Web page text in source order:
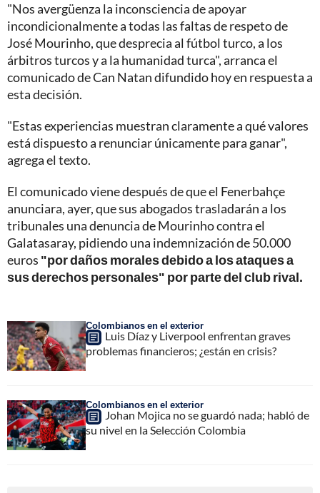
"Nos avergüenza la inconsciencia de apoyar
incondicionalmente a todas las faltas de respeto de
José Mourinho, que desprecia al fútbol turco, a los
árbitros turcos y a la humanidad turca", arranca el
comunicado de Can Natan difundido hoy en respuesta a
esta decisión.
"Estas experiencias muestran claramente a qué valores
está dispuesto a renunciar únicamente para ganar",
agrega el texto.
El comunicado viene después de que el Fenerbahçe
anunciara, ayer, que sus abogados trasladarán a los
tribunales una denuncia de Mourinho contra el
Galatasaray, pidiendo una indemnización de 50.000
euros "por daños morales debido a los ataques a
sus derechos personales" por parte del club rival.
Colombianos en el exterior
Luis Díaz y Liverpool enfrentan graves
problemas financieros; ¿están en crisis?
Colombianos en el exterior
Johan Mojica no se guardó nada; habló de
su nivel en la Selección Colombia